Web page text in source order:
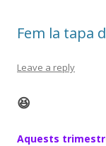
Fem la tapa
Leave a reply
😆
Aquests